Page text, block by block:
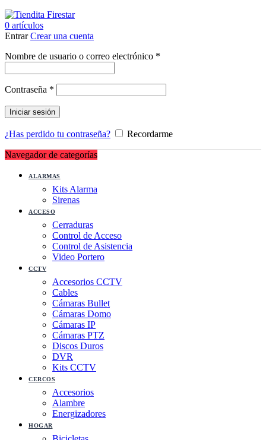
0 artículos
EntrarCrear una cuenta
Nombre de usuario o correo electrónico *
Contraseña *
Iniciar sesión
¿Has perdido tu contraseña? Recordarme
Navegador de categorías
ALARMAS
Kits Alarma
Sirenas
ACCESO
Cerraduras
Control de Acceso
Control de Asistencia
Video Portero
CCTV
Accesorios CCTV
Cables
Cámaras Bullet
Cámaras Domo
Cámaras IP
Cámaras PTZ
Discos Duros
DVR
Kits CCTV
CERCOS
Accesorios
Alambre
Energizadores
HOGAR